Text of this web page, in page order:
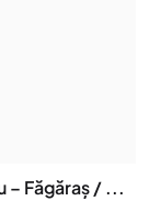
– Făgăraș / ...